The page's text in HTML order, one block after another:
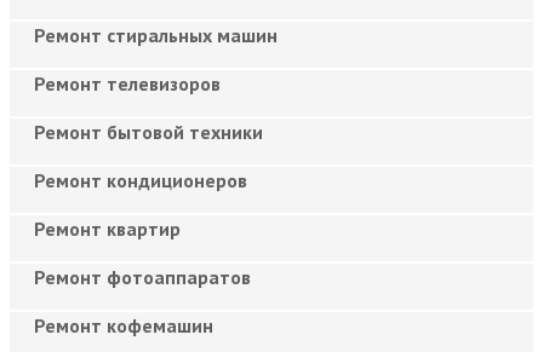
Ремонт стиральных машин
Ремонт телевизоров
Ремонт бытовой техники
Ремонт кондиционеров
Ремонт квартир
Ремонт фотоаппаратов
Ремонт кофемашин